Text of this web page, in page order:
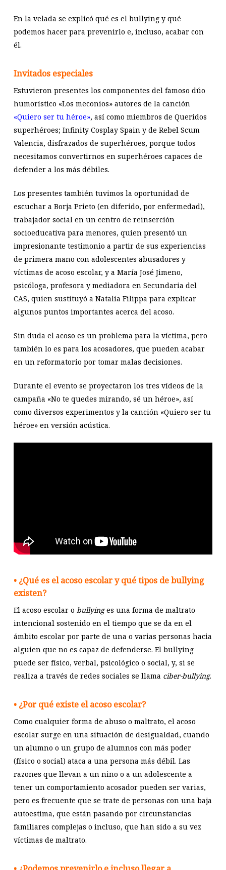
En la velada se explicó qué es el bullying y qué
podemos hacer para prevenirlo e, incluso, acabar con
él.
Invitados especiales
Estuvieron presentes los componentes del famoso dúo
humorístico «Los meconios» autores de la canción
«Quiero ser tu héroe», así como miembros de Queridos
superhéroes; Infinity Cosplay Spain y de Rebel Scum
Valencia, disfrazados de superhéroes, porque todos
necesitamos convertirnos en superhéroes capaces de
defender a los más débiles.
Los presentes también tuvimos la oportunidad de
escuchar a Borja Prieto (en diferido, por enfermedad),
trabajador social en un centro de reinserción
socioeducativa para menores, quien presentó un
impresionante testimonio a partir de sus experiencias
de primera mano con adolescentes abusadores y
víctimas de acoso escolar, y a María José Jimeno,
psicóloga, profesora y mediadora en Secundaria del
CAS, quien sustituyó a Natalia Filippa para explicar
algunos puntos importantes acerca del acoso.
Sin duda el acoso es un problema para la víctima, pero
también lo es para los acosadores, que pueden acabar
en un reformatorio por tomar malas decisiones.
Durante el evento se proyectaron los tres vídeos de la
campaña «No te quedes mirando, sé un héroe», así
como diversos experimentos y la canción «Quiero ser tu
héroe» en versión acústica.
• ¿Qué es el acoso escolar y qué tipos de bullying
existen?
El acoso escolar o bullyinges una forma de maltrato
intencional sostenido en el tiempo que se da en el
ámbito escolar por parte de una o varias personas hacia
alguien que no es capaz de defenderse. El bullying
puede ser físico, verbal, psicológico o social, y, si se
realiza a través de redes sociales se llama ciber-bullying.
• ¿Por qué existe el acoso escolar?
Como cualquier forma de abuso o maltrato, el acoso
escolar surge en una situación de desigualdad, cuando
un alumno o un grupo de alumnos con más poder
(físico o social) ataca a una persona más débil. Las
razones que llevan a un niño o a un adolescente a
tener un comportamiento acosador pueden ser varias,
pero es frecuente que se trate de personas con una baja
autoestima, que están pasando por circunstancias
familiares complejas o incluso, que han sido a su vez
víctimas de maltrato.